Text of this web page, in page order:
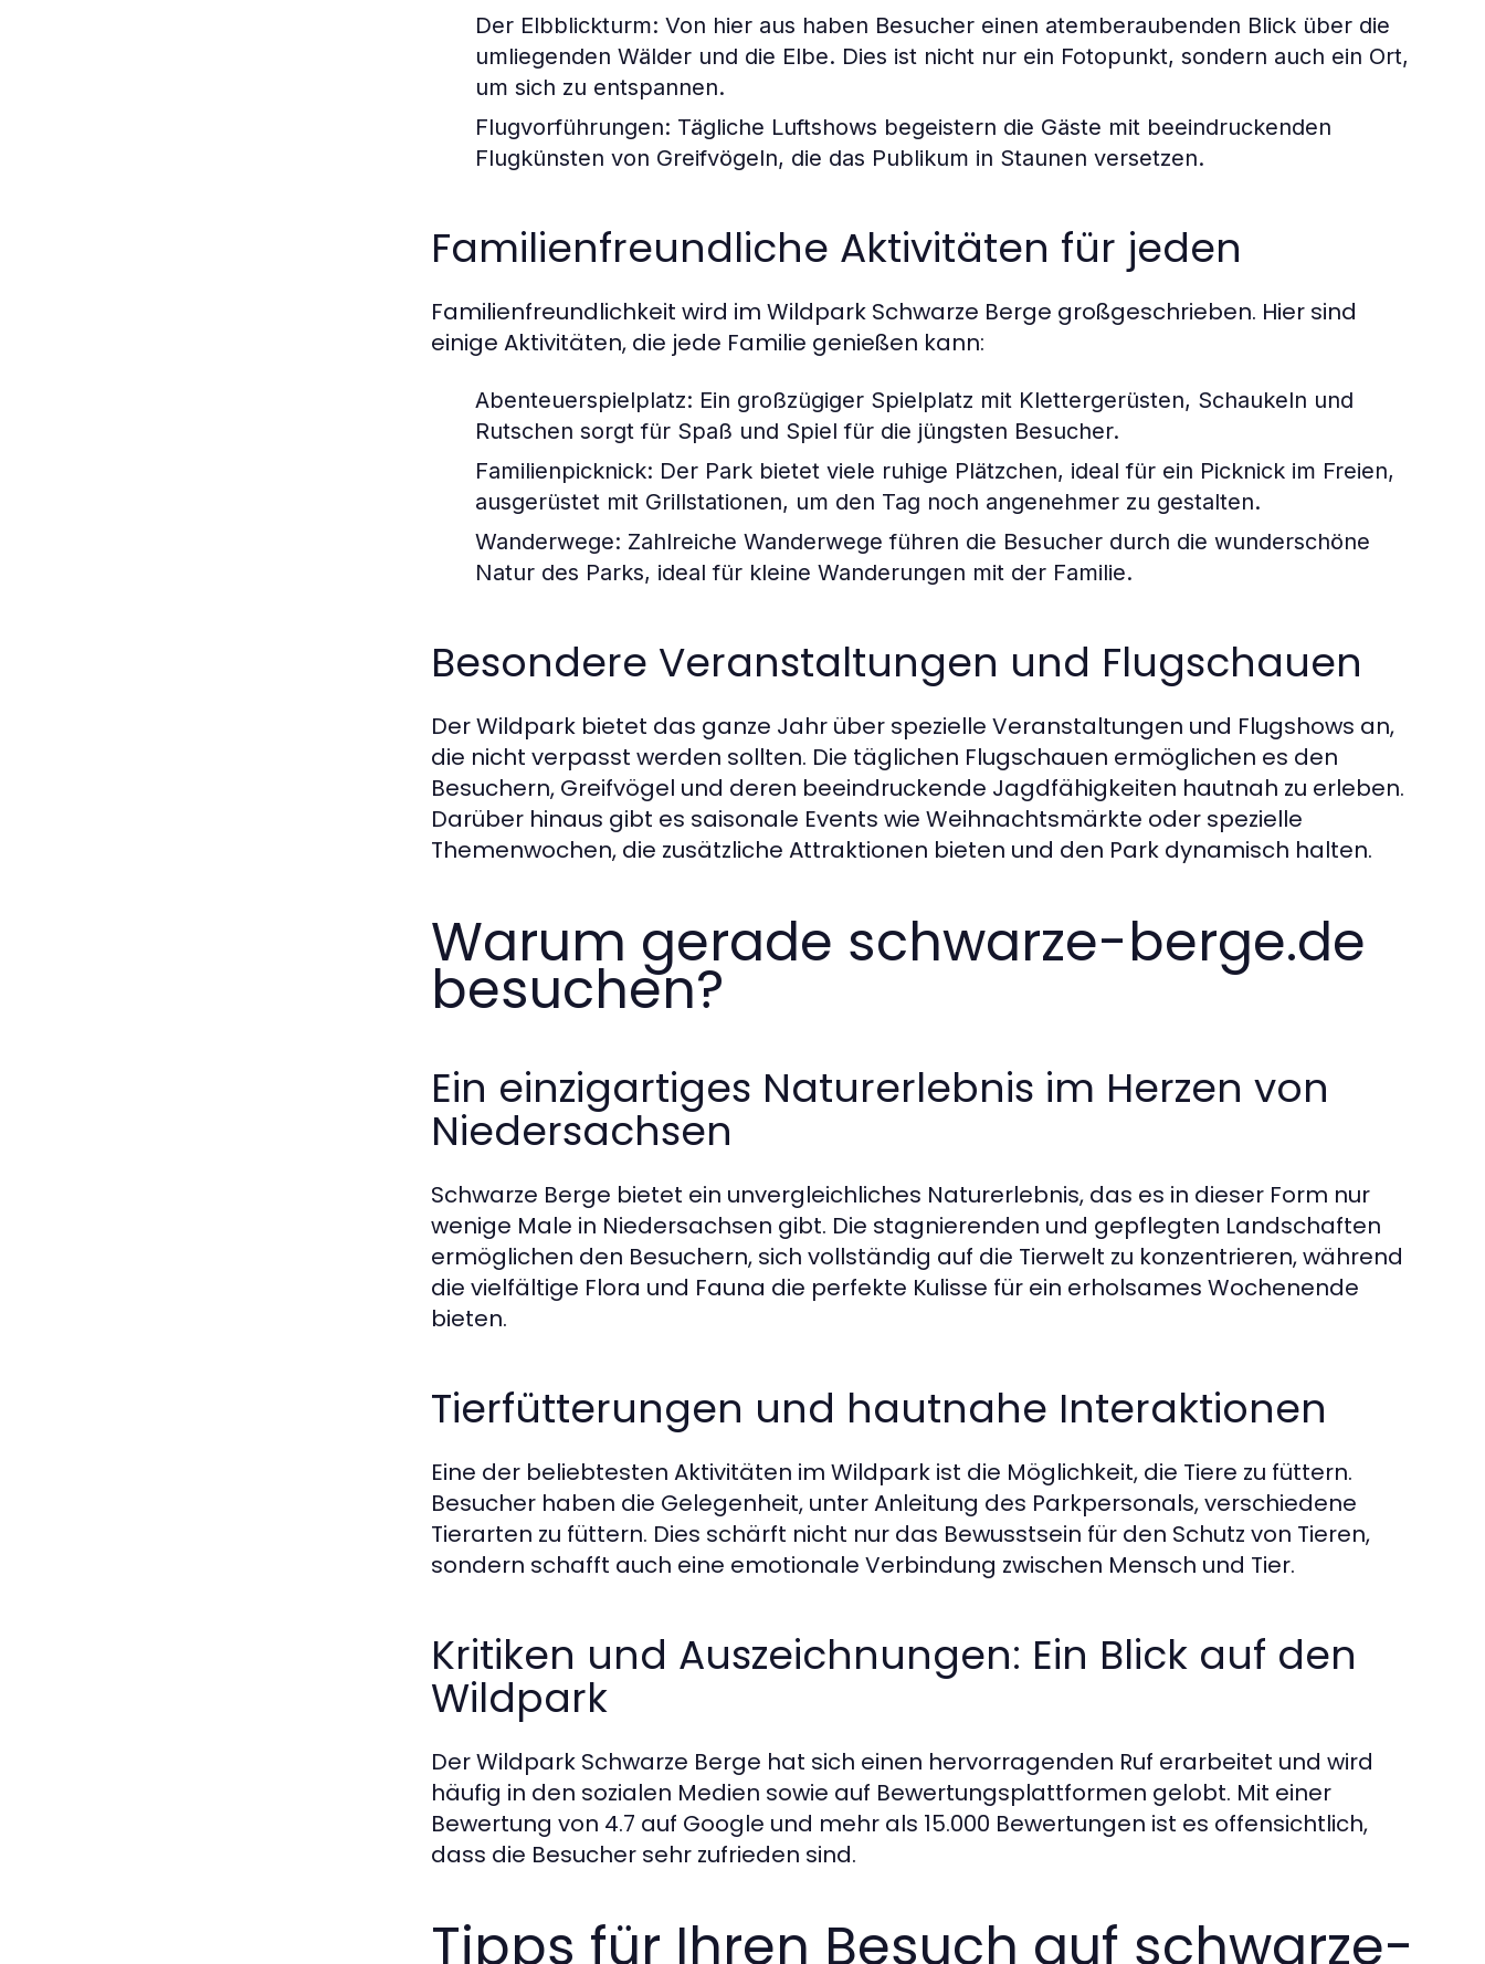
Der Elbblickturm: Von hier aus haben Besucher einen atemberaubenden Blick über die
umliegenden Wälder und die Elbe. Dies ist nicht nur ein Fotopunkt, sondern auch ein Ort,
um sich zu entspannen.
Flugvorführungen: Tägliche Luftshows begeistern die Gäste mit beeindruckenden
Flugkünsten von Greifvögeln, die das Publikum in Staunen versetzen.
Familienfreundliche Aktivitäten für jeden
Familienfreundlichkeit wird im Wildpark Schwarze Berge großgeschrieben. Hier sind
einige Aktivitäten, die jede Familie genießen kann:
Abenteuerspielplatz: Ein großzügiger Spielplatz mit Klettergerüsten, Schaukeln und
Rutschen sorgt für Spaß und Spiel für die jüngsten Besucher.
Familienpicknick: Der Park bietet viele ruhige Plätzchen, ideal für ein Picknick im Freien,
ausgerüstet mit Grillstationen, um den Tag noch angenehmer zu gestalten.
Wanderwege: Zahlreiche Wanderwege führen die Besucher durch die wunderschöne
Natur des Parks, ideal für kleine Wanderungen mit der Familie.
Besondere Veranstaltungen und Flugschauen
Der Wildpark bietet das ganze Jahr über spezielle Veranstaltungen und Flugshows an,
die nicht verpasst werden sollten. Die täglichen Flugschauen ermöglichen es den
Besuchern, Greifvögel und deren beeindruckende Jagdfähigkeiten hautnah zu erleben.
Darüber hinaus gibt es saisonale Events wie Weihnachtsmärkte oder spezielle
Themenwochen, die zusätzliche Attraktionen bieten und den Park dynamisch halten.
Warum gerade schwarze-berge.de
besuchen?
Ein einzigartiges Naturerlebnis im Herzen von
Niedersachsen
Schwarze Berge bietet ein unvergleichliches Naturerlebnis, das es in dieser Form nur
wenige Male in Niedersachsen gibt. Die stagnierenden und gepflegten Landschaften
ermöglichen den Besuchern, sich vollständig auf die Tierwelt zu konzentrieren, während
die vielfältige Flora und Fauna die perfekte Kulisse für ein erholsames Wochenende
bieten.
Tierfütterungen und hautnahe Interaktionen
Eine der beliebtesten Aktivitäten im Wildpark ist die Möglichkeit, die Tiere zu füttern.
Besucher haben die Gelegenheit, unter Anleitung des Parkpersonals, verschiedene
Tierarten zu füttern. Dies schärft nicht nur das Bewusstsein für den Schutz von Tieren,
sondern schafft auch eine emotionale Verbindung zwischen Mensch und Tier.
Kritiken und Auszeichnungen: Ein Blick auf den
Wildpark
Der Wildpark Schwarze Berge hat sich einen hervorragenden Ruf erarbeitet und wird
häufig in den sozialen Medien sowie auf Bewertungsplattformen gelobt. Mit einer
Bewertung von 4.7 auf Google und mehr als 15.000 Bewertungen ist es offensichtlich,
dass die Besucher sehr zufrieden sind.
Tipps für Ihren Besuch auf schwarze-